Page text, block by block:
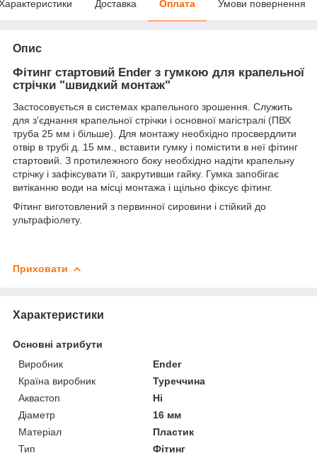
Доставка Оплата Умови повернення
Опис
Фітинг стартовий Ender з гумкою для крапельної
стрічки "швидкий монтаж"
Застосовується в системах крапельного зрошення. Служить
для з'єднання крапельної стрічки і основної магістралі (ПВХ
труба 25 мм і більше). Для монтажу необхідно просвердлити
отвір в трубі д. 15 мм., вставити гумку і помістити в неї фітинг
стартовий. З протилежного боку необхідно надіти крапельну
стрічку і зафіксувати її, закрутивши гайку. Гумка запобігає
витіканню води на місці монтажа і щільно фіксує фітинг.
Фітинг виготовлений з первинної сировини і стійкий до
ультрафіолету.
Приховати
Характеристики
Основні атрибути
Виробник
Ender
Країна виробник
Туреччина
Аквастоп
Ні
Діаметр
16 мм
Матеріал
Пластик
Тип
Фітинг